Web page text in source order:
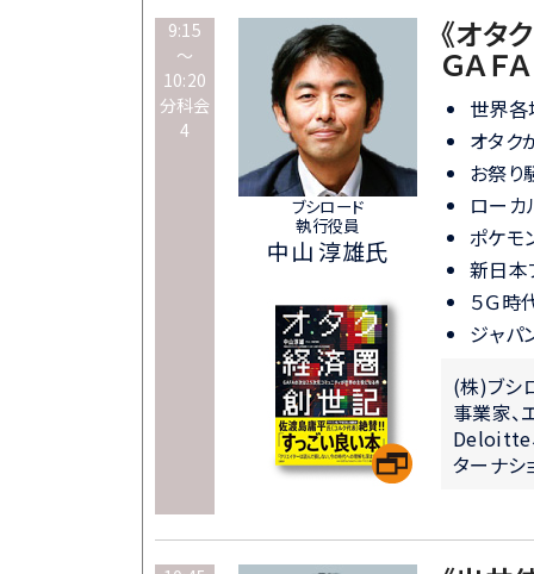
9:15
～
10:20
分科会
4
ブシロード
執行役員
中山 淳雄氏
《オタ
ＧＡＦ
世界各
オタク
お祭り
ローカ
ポケモ
新日本
５Ｇ時
ジャパ
(株)ブ
事業家、
Deloitte
ターナシ